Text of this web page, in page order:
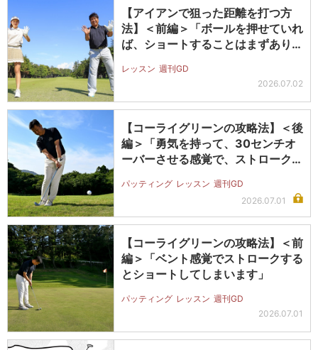
【アイアンで狙った距離を打つ方
法】＜前編＞「ボールを押せていれ
ば、ショートすることはまずありま
レッスン 週刊GD
2026.07.02
【コーライグリーンの攻略法】＜後
編＞「勇気を持って、30センチオ
ーバーさせる感覚で、ストロークし
パッティング レッスン 週刊GD
2026.07.01
【コーライグリーンの攻略法】＜前
編＞「ベント感覚でストロークする
とショートしてしまいます」
パッティング レッスン 週刊GD
2026.07.01